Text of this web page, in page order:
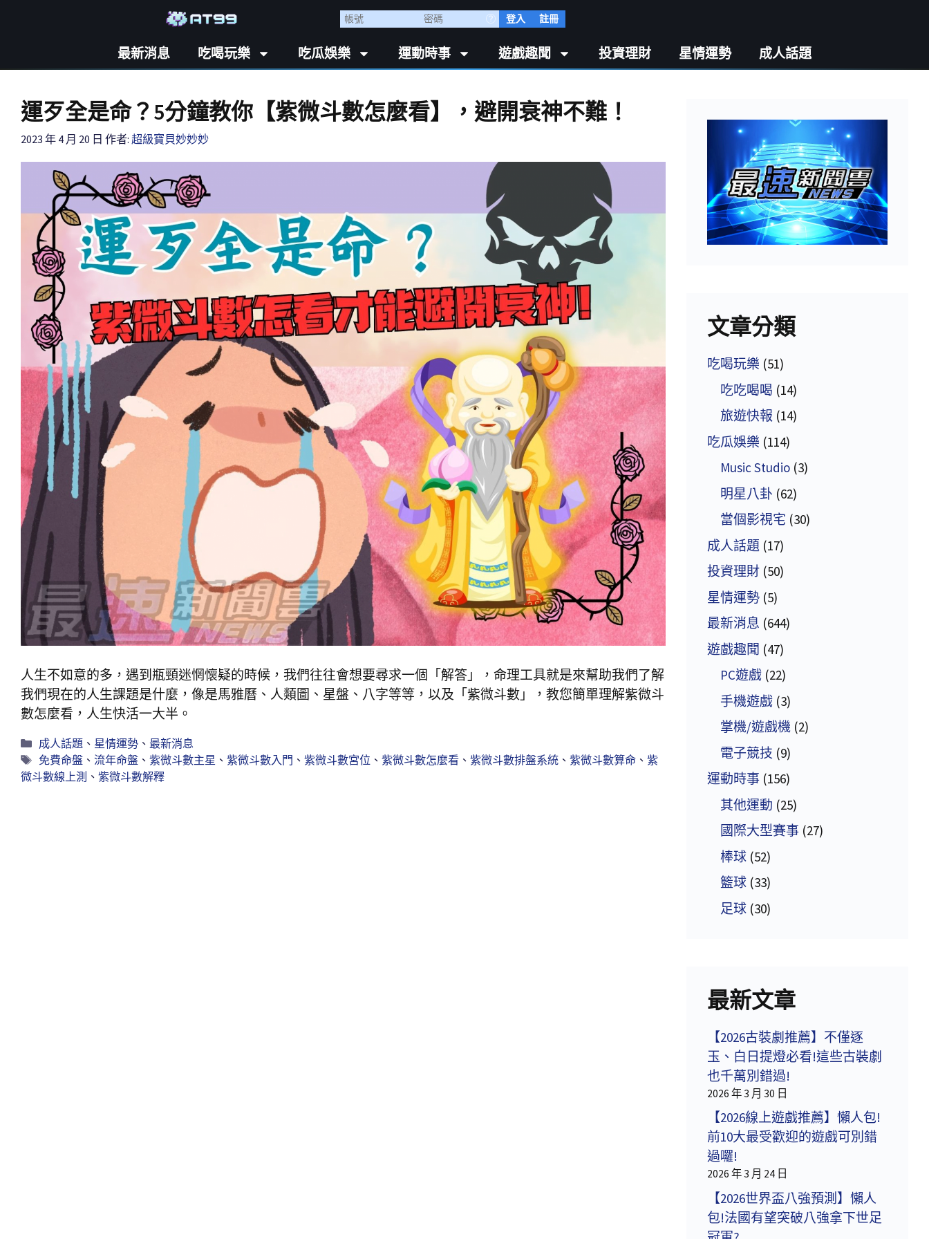
登入 註冊
最新消息 吃喝玩樂 吃瓜娛樂 運動時事 遊戲趣聞 投資理財 星情運勢 成人話題
運歹全是命？5分鐘教你【紫微斗數怎麼看】，避開衰神不難！
2023 年 4 月 20 日 作者: 超級寶貝妙妙妙
人生不如意的多，遇到瓶頸迷惘懷疑的時候，我們往往會想要尋求一個「解答」，命理工具就是來幫助我們了解
我們現在的人生課題是什麼，像是馬雅曆、人類圖、星盤、八字等等，以及「紫微斗數」，教您簡單理解紫微斗
數怎麼看，人生快活一大半。
成人話題、 星情運勢、 最新消息
免費命盤、 流年命盤、 紫微斗數主星 、 紫微斗數入門 、 紫微斗數宮位 、 紫微斗數怎麼看、 紫微斗數排盤系統、 紫微斗數算命、 紫
微斗數線上測 、 紫微斗數解釋
文章分類
吃喝玩樂 (51)
吃吃喝喝 (14)
旅遊快報 (14)
吃瓜娛樂 (114)
Music Studio (3)
明星八卦 (62)
當個影視宅 (30)
成人話題 (17)
投資理財 (50)
星情運勢 (5)
最新消息 (644)
遊戲趣聞 (47)
PC遊戲 (22)
手機遊戲 (3)
掌機/遊戲機 (2)
電子競技 (9)
運動時事 (156)
其他運動 (25)
國際大型賽事 (27)
棒球 (52)
籃球 (33)
足球 (30)
最新文章
【2026古裝劇推薦】不僅逐
玉、白日提燈必看!這些古裝劇
也千萬別錯過!
2026 年 3 月 30 日
【2026線上遊戲推薦】懶人包!
前10大最受歡迎的遊戲可別錯
過囉!
2026 年 3 月 24 日
【2026世界盃八強預測】懶人
包!法國有望突破八強拿下世足